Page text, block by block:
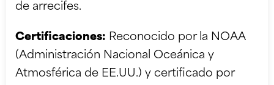
de arrecifes.
Certificaciones: Reconocido por la NOAA
(Administración Nacional Oceánica y
Atmosférica de EE.UU.) y certificado por